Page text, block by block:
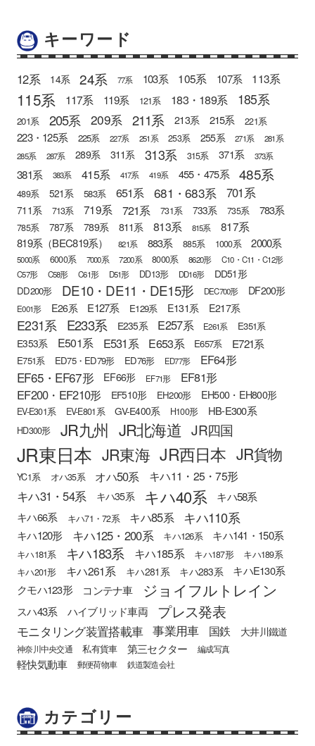
キーワード
12系 14系 24系 77系 103系 105系 107系 113系
115系 117系 119系 121系 183・189系 185系
201系 205系 209系 211系 213系 215系 221系
223・125系 225系 227系 251系 253系 255系 271系
281系
285系
287系 289系 311系 313系 315系 371系 373系
381系 383系 415系 417系 419系 455・475系 485系
489系 521系 583系 651系 681・683系 701系
711系 713系 719系 721系 731系 733系 735系 783系
785系 787系 789系 811系 813系 815系 817系
819系（BEC819系） 821系 883系 885系 1000系 2000系
5000系 6000系 7000系 7200系 8000系 8620形
C10・C11・C12形
C57形
C58形 C61形 D51形 DD13形 DD16形 DD51形
DD200形 DE10・DE11・DE15形 DEC700形 DF200形
E001形 E26系 E127系 E129系 E131系 E217系
E231系 E233系 E235系 E257系 E261系 E351系
E353系 E501系 E531系 E653系 E657系 E721系
E751系 ED75・ED79形 ED76形 ED77形 EF64形
EF65・EF67形 EF66形 EF71形
EF81形
EF200・EF210形
EF510形 EH200形 EH500・EH800形
EV-E301系 EV-E801系 GV-E400系 H100形 HB-E300系
HD300形 JR九州 JR北海道 JR四国
JR東日本 JR東海 JR西日本 JR貨物
YC1系 オハ35系 オハ50系 キハ11・25・75形
キハ31・54系 キハ35系 キハ40系 キハ58系
キハ66系 キハ71・72系 キハ85系 キハ110系
キハ120形 キハ125・200系 キハ126系 キハ141・150系
キハ181系 キハ183系 キハ185系 キハ187形
キハ189系
キハ201形
キハ261系 キハ281系 キハ283系
キハE130系
クモハ123形
コンテナ車 ジョイフルトレイン
スハ43系 ハイブリッド車両 プレス発表
モニタリング装置搭載車 事業用車 国鉄 大井川鐵道
神奈川中央交通 私有貨車 第三セクター 編成写真
軽快気動車 郵便荷物車 鉄道製造会社
カテゴリー